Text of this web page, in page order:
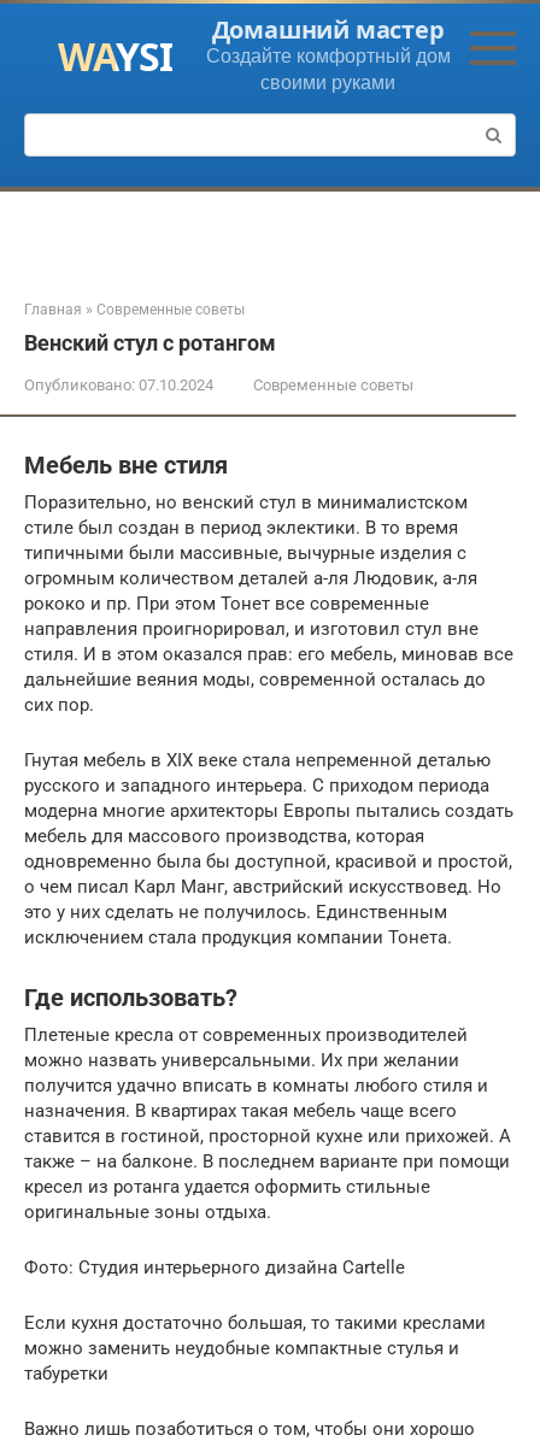
Перейти
контенту
Домашний мастер
Создайте комфортный дом
своими руками
Поиск:
Главная » Современные советы
Венский стул с ротангом
Опубликовано: 07.10.2024 Современные советы
Мебель вне стиля
Поразительно, но венский стул в минималистском
стиле был создан в период эклектики. В то время
типичными были массивные, вычурные изделия с
огромным количеством деталей а-ля Людовик, а-ля
рококо и пр. При этом Тонет все современные
направления проигнорировал, и изготовил стул вне
стиля. И в этом оказался прав: его мебель, миновав все
дальнейшие веяния моды, современной осталась до
сих пор.
Гнутая мебель в XIX веке стала непременной деталью
русского и западного интерьера. С приходом периода
модерна многие архитекторы Европы пытались создать
мебель для массового производства, которая
одновременно была бы доступной, красивой и простой,
о чем писал Карл Манг, австрийский искусствовед. Но
это у них сделать не получилось. Единственным
исключением стала продукция компании Тонета.
Где использовать?
Плетеные кресла от современных производителей
можно назвать универсальными. Их при желании
получится удачно вписать в комнаты любого стиля и
назначения. В квартирах такая мебель чаще всего
ставится в гостиной, просторной кухне или прихожей. А
также – на балконе. В последнем варианте при помощи
кресел из ротанга удается оформить стильные
оригинальные зоны отдыха.
Фото: Студия интерьерного дизайна Cartelle
Если кухня достаточно большая, то такими креслами
можно заменить неудобные компактные стулья и
табуретки
Важно лишь позаботиться о том, чтобы они хорошо